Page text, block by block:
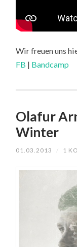
Wir freuen uns
FB | Bandcamp
Olafur
Winter
01.03.2013 / 1